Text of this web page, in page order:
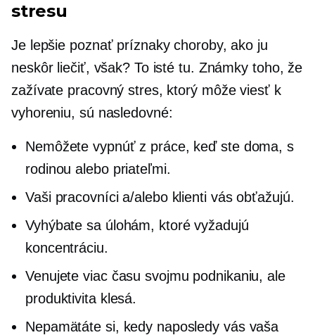
stresu
Je lepšie poznať príznaky choroby, ako ju
neskôr liečiť, však? To isté tu. Známky toho, že
zažívate pracovný stres, ktorý môže viesť k
vyhoreniu, sú nasledovné:
Nemôžete vypnúť z práce, keď ste doma, s
rodinou alebo priateľmi.
Vaši pracovníci a/alebo klienti vás obťažujú.
Vyhýbate sa úlohám, ktoré vyžadujú
koncentráciu.
Venujete viac času svojmu podnikaniu, ale
produktivita klesá.
Nepamätáte si, kedy naposledy vás vaša